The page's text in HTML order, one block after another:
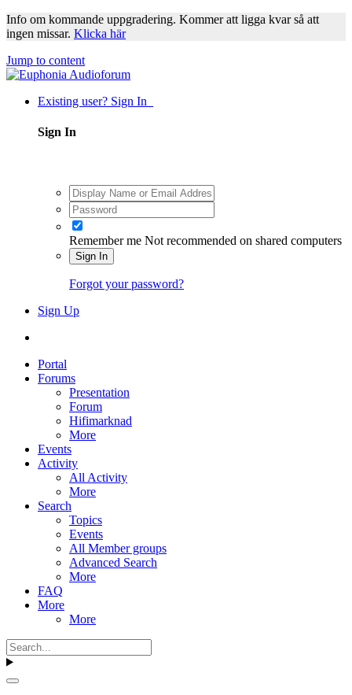
Info om kommande uppgradering. Kommer att ligga kvar så att
ingen missar. Klicka här
Jump to content
Existing user? Sign In
Sign In
Remember me Not recommended on shared computers
Sign In
Forgot your password?
Sign Up
Portal
Forums
Presentation
Forum
Hifimarknad
More
Events
Activity
All Activity
More
Search
Topics
Events
All Member groups
Advanced Search
More
FAQ
More
More